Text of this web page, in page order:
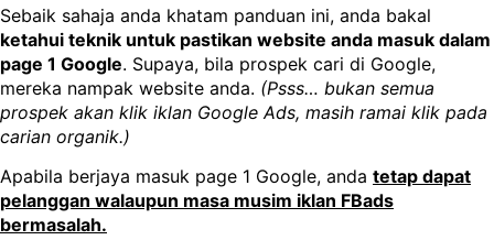
Sebaik sahaja anda khatam panduan ini, anda bakal
ketahui teknik untuk pastikan website anda masuk dalam
page 1 Google. Supaya, bila prospek cari di Google,
mereka nampak website anda. (Psss… bukan semua
prospek akan klik iklan Google Ads, masih ramai klik pada
carian organik.)
Apabila berjaya masuk page 1 Google, anda tetap dapat
pelanggan walaupun masa musim iklan FBads
bermasalah.